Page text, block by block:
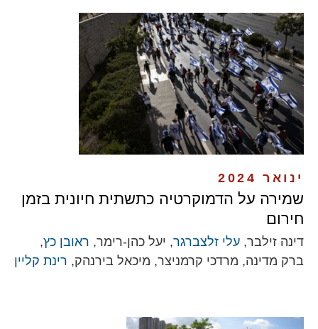
ינואר 2024
שמירה על הדמוקרטיה כתשתית חיונית בזמן
חירום
דינה זילבר, עלי זלצברגר, יעל כהן-רימר, ראובן כץ,
ברק מדינה, מרדכי קרמניצר, מיכאל בירנהק, רינת קליין